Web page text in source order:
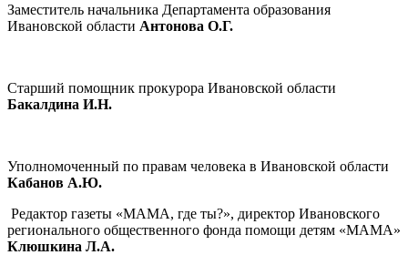
Заместитель начальника Департамента образования
Ивановской области Антонова О.Г.
Старший помощник прокурора Ивановской области
Бакалдина И.Н.
Уполномоченный по правам человека в Ивановской области
Кабанов А.Ю.
Редактор газеты «МАМА, где ты?», директор Ивановского
регионального общественного фонда помощи детям «МАМА»
Клюшкина Л.А.